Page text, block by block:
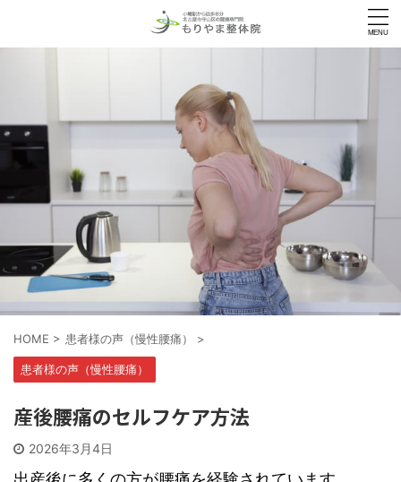
HOME > 患者様の声（慢性腰痛） >
患者様の声（慢性腰痛）
産後腰痛のセルフケア方法
2026年3月4日